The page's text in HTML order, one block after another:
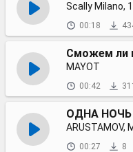
Scally Milano,
00:18
Сможем ли
MAYOT
00:42 311
ОДНА НОЧЬ
ARUSTAMOV,
00:27 8